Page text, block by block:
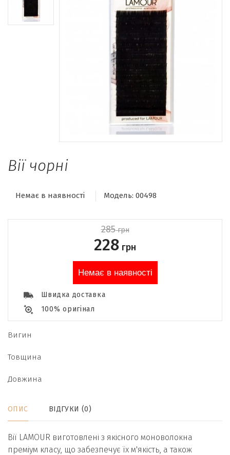
Вії чорні
Немає в наявності Модель: 00498
285грн
228 грн
Немає в наявності
Швидка доставка
100% оригінал
Вигин
Товщина
Довжина
ОПИС ВІДГУКИ (0)
Вії LAMOUR виготовлені з якісного моноволокна
преміум класу, що забезпечує їх м'якість, а також